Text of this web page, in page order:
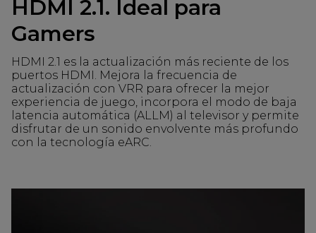
HDMI 2.1. Ideal para
Gamers
HDMI 2.1 es la actualización más reciente de los
puertos HDMI. Mejora la frecuencia de
actualización con VRR para ofrecer la mejor
experiencia de juego, incorpora el modo de baja
latencia automática (ALLM) al televisor y permite
disfrutar de un sonido envolvente más profundo
con la tecnología eARC.